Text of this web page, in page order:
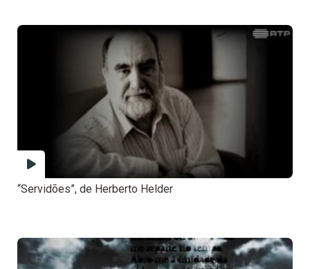
“Servidões”, de Herberto Helder